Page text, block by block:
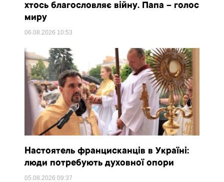
хтось благословляє війну. Папа – голос
миру
06.08.2026 10:53
Настоятель францисканців в Україні:
люди потребують духовної опори
05.08.202609:37